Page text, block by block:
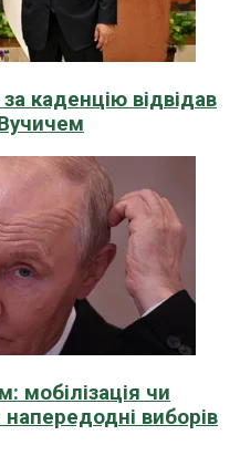
каденцію відвідав
мобілізація чи
виборів